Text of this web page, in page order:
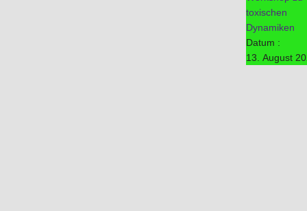
toxischen
Dynamiken
Datum :
13. August